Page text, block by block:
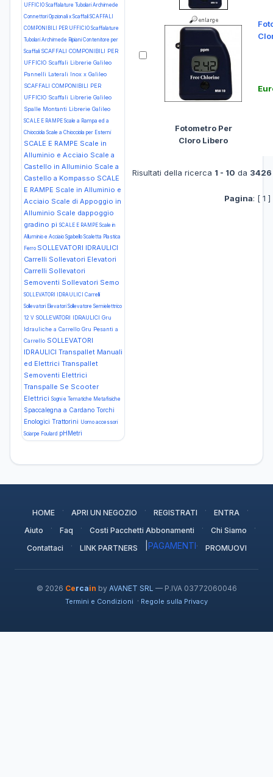
UFFICIO Scaffalature Tubolari Archimede
Connettori Opzionali x ScaffaliSCAFFALI
COMPONIBILI PER UFFICIO Scaffalature
Tubolari Archimede Ripiani Contenitore per
Scaffali SCAFFALI COMPONIBILI PER
UFFICIO Scaffali Librerie Galileo
Pannelli Laterali Inox x Galileo
SCAFFALI COMPONIBILI PER
UFFICIO Scaffali Librerie Galileo
Spalle Montanti Librerie Galileo
SCALE E RAMPE Scale a Rampa ed a
Chiocciola Scale a Chiocciola per Esterni
SCALE E RAMPE Scale in
Alluminio e Acciaio Scale a
Castello in Alluminio Scale a
Castello a Kompasso SCALE
E RAMPE Scale in Alluminio e
Acciaio Scale di Appoggio in
Alluminio Scale dappoggio
gradino pi SCALE E RAMPE Scale in
Alluminio e Acciaio Sgabello Scaletta Plastica
Ferro SOLLEVATORI IDRAULICI
Carrelli Sollevatori Elevatori
Carrelli Sollevatori
Semoventi Sollevatori Semo
SOLLEVATORI IDRAULICI Carrelli
Sollevatori Elevatori Sollevatore Semielettrico
12 V SOLLEVATORI IDRAULICI Gru
Idrauliche a Carrello Gru Pesanti a
Carrello SOLLEVATORI
IDRAULICI Transpallet Manuali
ed Elettrici Transpallet
Semoventi Elettrici
Transpalle Se Scooter
Elettrici Sogni e Tematiche Metafisiche
Spaccalegna a Cardano Torchi
Enologici Trattorini Uomo accessori
Sciarpe Foulard pHMetri
Fotometro Per
Cloro Libero
Risultati della ricerca 1 - 10 da 3426
Pagina: [ 1 ]
HOME · APRI UN NEGOZIO · REGISTRATI · ENTRA ·
Aiuto · Faq · Costi Pacchetti Abbonamenti · Chi Siamo ·
Contattaci · LINK PARTNERS PAGAMENTI· PROMUOVI
© 2026 Cercain by AVANET SRL — P.IVA 03772060046
Termini e Condizioni · Regole sulla Privacy